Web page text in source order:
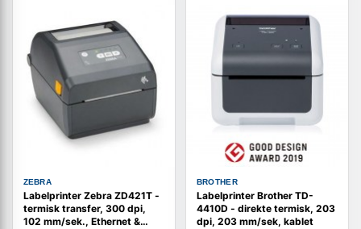
ZEBRA
Labelprinter Zebra ZD421T -
termisk transfer, 300 dpi,
102 mm/sek., Ethernet &
BROTHER
Labelprinter Brother TD-
4410D - direkte termisk, 203
dpi, 203 mm/sek, kablet